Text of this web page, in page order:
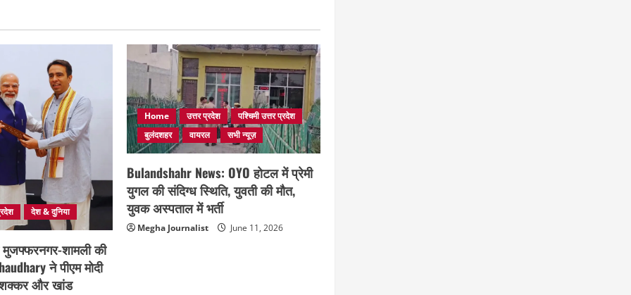
देश & दुनिया
शामली की
ने पीएम मोदी
शक्कर और खांड
Home उत्तर प्रदेश
पश्चिमी उत्तर प्रदेश
बुलंदशहर
वायरल सभी न्यूज़
Bulandshahr News: OYO होटल में प्रेमी
युगल की संदिग्ध स्थिति, युवती की मौत,
युवक अस्पताल में भर्ती
Megha Journalist June 11, 2026